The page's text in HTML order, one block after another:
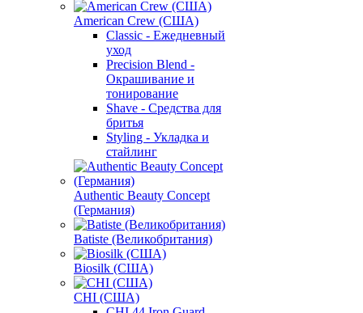
American Crew (США)
Classic - Ежедневный
уход
Precision Blend -
Окрашивание и
тонирование
Shave - Средства для
бритья
Styling - Укладка и
стайлинг
Authentic Beauty Concept
(Германия)
Batiste (Великобритания)
Biosilk (США)
CHI (США)